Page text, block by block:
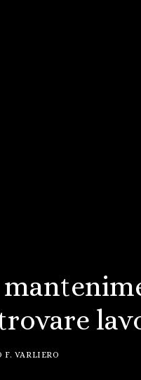
F. VARLIERO